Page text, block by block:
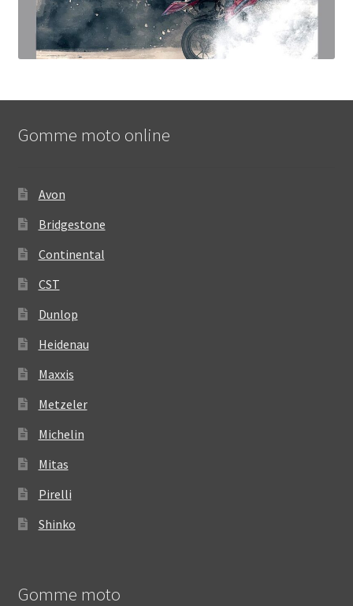
Gomme moto online
Avon
Bridgestone
Continental
CST
Dunlop
Heidenau
Maxxis
Metzeler
Michelin
Mitas
Pirelli
Shinko
Gomme moto